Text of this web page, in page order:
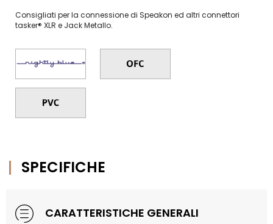
Consigliati per la connessione di Speakon ed altri connettori
tasker® XLR e Jack Metallo.
SPECIFICHE
CARATTERISTICHE GENERALI